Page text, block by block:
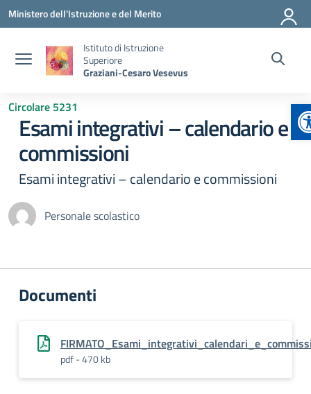
Vai ai contenuti
Vai al menu di navigazione
Vai al footer
Ministero dell'Istruzione e del Merito
Istituto di Istruzione
Superiore
Graziani-Cesaro Vesevus
Circolare 5231
Esami integrativi – calendario e
commissioni
Esami integrativi – calendario e commissioni
Personale scolastico
Documenti
pdf - 470 kb